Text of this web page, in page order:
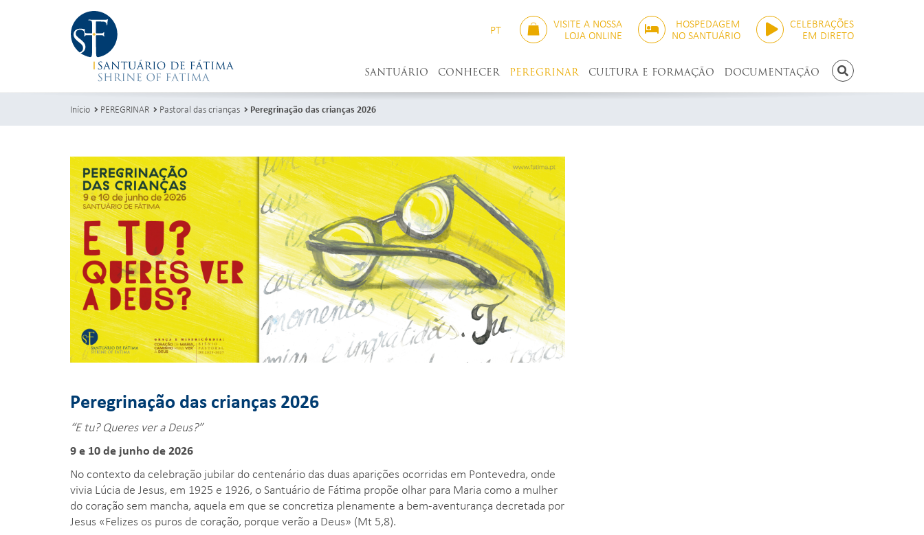
PT VISITE A NOSSA
LOJA ONLINE
HOSPEDAGEM
NO SANTUÁRIO
CELEBRAÇÕES
EM DIRETO
PESQUISAR
SANTUÁRIO CONHECER PEREGRINAR CULTURA E FORMAÇÃO DOCUMENTAÇÃO
Início PEREGRINAR Pastoral das crianças Peregrinação das crianças 2026
Peregrinação das crianças 2026
“E tu? Queres ver a Deus?”
9 e 10 de junho de 2026
No contexto da celebração jubilar do centenário das duas aparições ocorridas em Pontevedra, onde
vivia Lúcia de Jesus, em 1925 e 1926, o Santuário de Fátima propõe olhar para Maria como a mulher
do coração sem mancha, aquela em que se concretiza plenamente a bem-aventurança decretada por
Jesus «Felizes os puros de coração, porque verão a Deus» (Mt 5,8).